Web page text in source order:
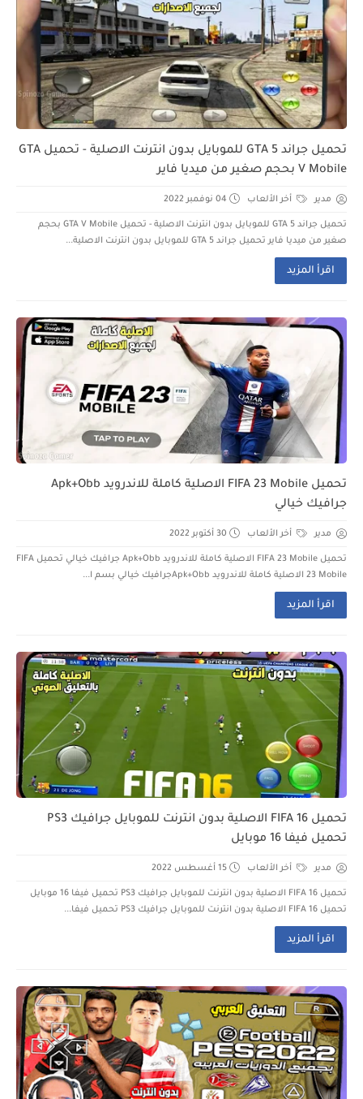
تحميل جراند GTA 5 للموبايل بدون انترنت الاصلية - تحميل GTA
V Mobile بحجم صغير من ميديا فاير
مدير أخر الألعاب 04 نوفمبر 2022
تحميل جراند GTA 5 للموبايل بدون انترنت الاصلية - تحميل GTA V Mobile بحجم
صغير من ميديا فاير تحميل جراند GTA 5 للموبايل بدون انترنت الاصلية...
اقرأ المزيد
تحميل FIFA 23 Mobile الاصلية كاملة للاندرويد Apk+Obb
جرافيك خيالي
مدير أخر الألعاب 30 أكتوبر 2022
تحميل FIFA 23 Mobile الاصلية كاملة للاندرويد Apk+Obb جرافيك خيالي تحميل FIFA
23 Mobile الاصلية كاملة للاندرويد Apk+Obbجرافيك خيالي بسم ا...
اقرأ المزيد
تحميل FIFA 16 الاصلية بدون انترنت للموبايل جرافيك PS3
تحميل فيفا 16 موبايل
مدير أخر الألعاب 15 أغسطس 2022
تحميل FIFA 16 الاصلية بدون انترنت للموبايل جرافيك PS3 تحميل فيفا 16 موبايل
تحميل FIFA 16 الاصلية بدون انترنت للموبايل جرافيك PS3 تحميل فيفا...
اقرأ المزيد